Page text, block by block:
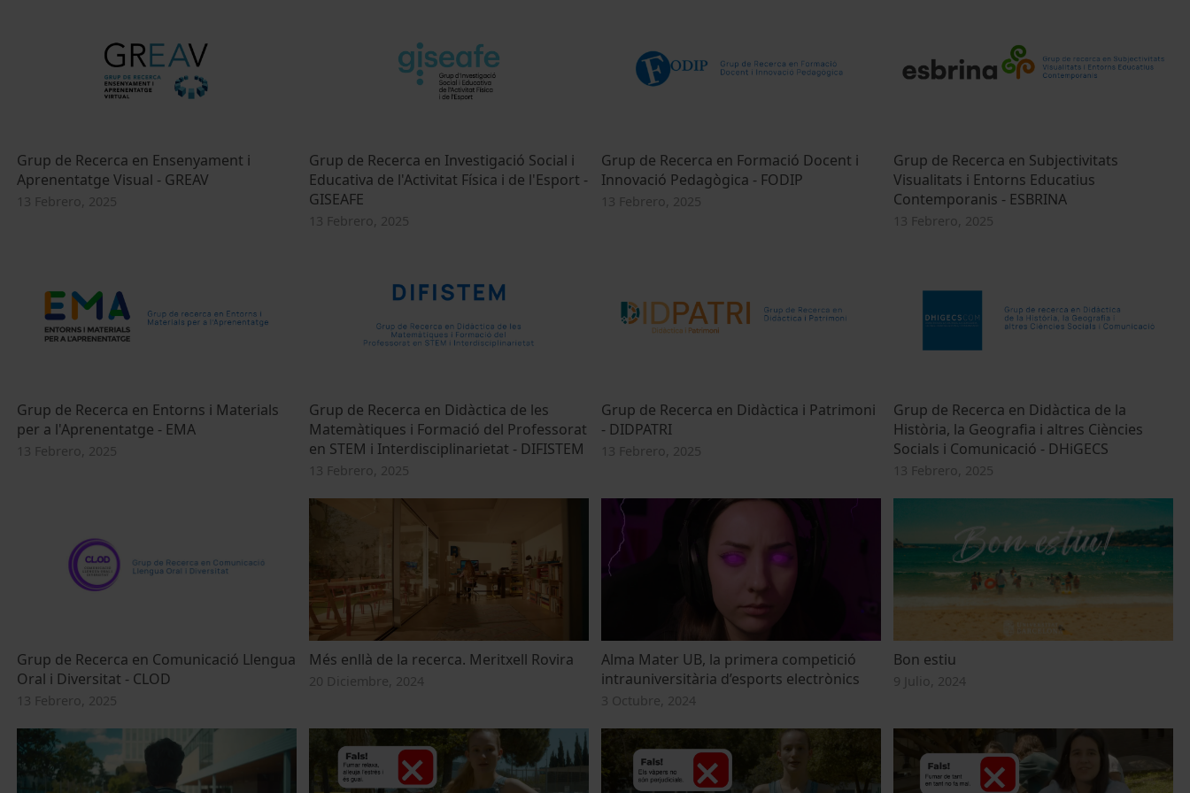
Grup de Recerca en Ensenyament i
Aprenentatge Visual - GREAV
13 Febrero, 2025
Grup de Recerca en Investigació Social i
Educativa de l'Activitat Física i de l'Esport -
GISEAFE
13 Febrero, 2025
Grup de Recerca en Formació Docent i
Innovació Pedagògica - FODIP
13 Febrero, 2025
Grup de Recerca en Subjectivitats
Visualitats i Entorns Educatius
Contemporanis - ESBRINA
13 Febrero, 2025
Grup de Recerca en Entorns i Materials
per a l'Aprenentatge - EMA
13 Febrero, 2025
Grup de Recerca en Didàctica de les
Matemàtiques i Formació del Professorat
en STEM i Interdisciplinarietat - DIFISTEM
13 Febrero, 2025
Grup de Recerca en Didàctica i Patrimoni
- DIDPATRI
13 Febrero, 2025
Grup de Recerca en Didàctica de la
Història, la Geografia i altres Ciències
Socials i Comunicació - DHiGECS
13 Febrero, 2025
Grup de Recerca en Comunicació Llengua
Oral i Diversitat - CLOD
13 Febrero, 2025
Més enllà de la recerca. Meritxell Rovira
20 Diciembre, 2024
Alma Mater UB, la primera competició
intrauniversitària d’esports electrònics
3 Octubre, 2024
Bon estiu
9 Julio, 2024